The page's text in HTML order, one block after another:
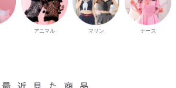
アニマル マリン ナース